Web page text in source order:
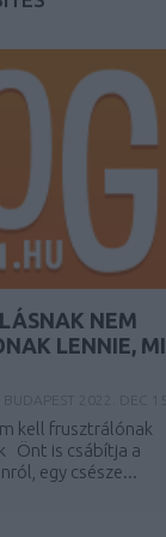
NEM
LENNIE, MI
kell frusztrálónak
Önt is csábítja a
egy csésze...